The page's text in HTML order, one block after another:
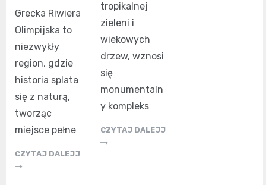
Grecka Riwiera
Olimpijska to
niezwykły
region, gdzie
historia splata
się z naturą,
tworząc
miejsce pełne
CZYTAJ DALEJJ
tropikalnej
zieleni i
wiekowych
drzew, wznosi
się
monumentaln
y kompleks
CZYTAJ DALEJJ